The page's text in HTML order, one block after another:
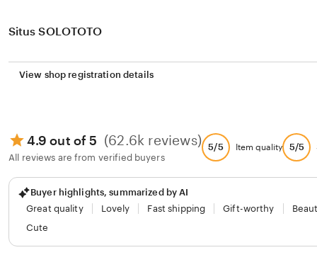
Situs SOLOTOTO
View shop registration details
4.9 out of 5 (62.6k reviews)
All reviews are from verified buyers
5/5 Item quality 5/5
Buyer highlights, summarized by AI
Great quality
Lovely Fast shipping Gift-worthy
Cute